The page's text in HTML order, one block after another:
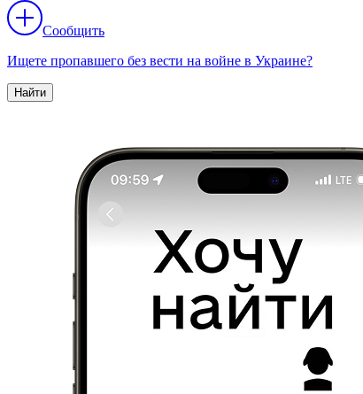
Сообщить
Ищете пропавшего без вести на войне в Украине?
Найти